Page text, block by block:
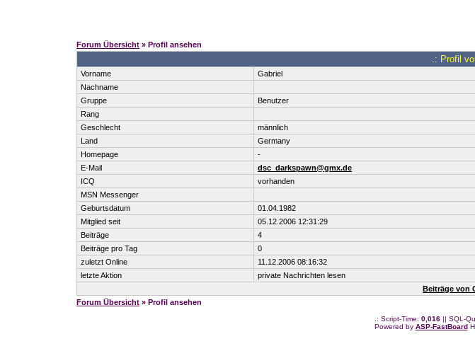
Forum Übersicht » Profil ansehen
.: Profil
Vorname
Gabriel
Nachname
Gruppe
Benutzer
Rang
Geschlecht
männlich
Land
Germany
Homepage
-
E-Mail
dsc_darkspawn@gmx.de
ICQ
vorhanden
MSN Messenger
Geburtsdatum
01.04.1982
Mitglied seit
05.12.2006 12:31:29
Beiträge
4
Beiträge pro Tag
0
zuletzt Online
11.12.2006 08:16:32
letzte Aktion
private Nachrichten lesen
Beiträge von
Forum Übersicht » Profil ansehen
.: Script-Time: 0,016|| SQL-
Powered by ASP-FastBoard